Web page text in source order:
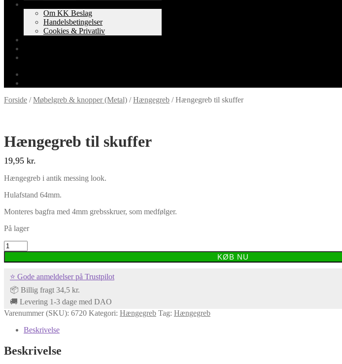
Om KK Beslag
Handelsbetingelser
Cookies & Privatliv
Forside /Møbelgreb & knopper (Metal) /Hængegreb /Hængegreb til skuffer
Hængegreb til skuffer
19,95 kr.
Hængegreb i antik messing look.
Hulafstand 64mm.
Monteres bagfra med 4mm grebsskruer, som medfølger.
På lager
Hængegreb
til
skuffer
KØB NU
⭐ Gode anmeldelser på Trustpilot
📦 Billig fragt 34,5 kr.
🚚 Levering 1-3 dage med DAO
Varenummer (SKU): 6720 Kategori: Hængegreb Tag: Hængegreb
Beskrivelse
Beskrivelse